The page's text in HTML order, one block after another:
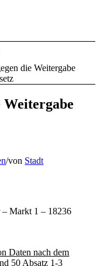
die Weitergabe
/von Stadt
Markt 1 – 18236
Daten nach dem
50 Absatz 1-3